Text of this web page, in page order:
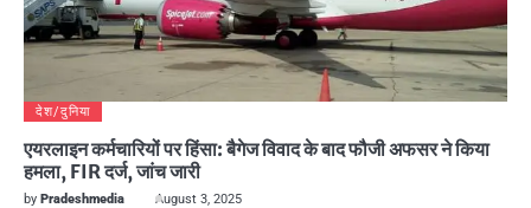
देश/दुनिया
एयरलाइन कर्मचारियों पर हिंसा: बैगेज विवाद के बाद फौजी अफसर ने किया
हमला, FIR दर्ज, जांच जारी
by Pradeshmedia August 3, 2025